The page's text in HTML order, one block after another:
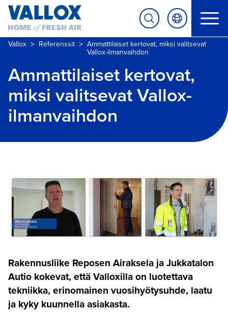
Vallox > Referenssit > Ammattilaiset kertovat, miksi valitsevat
Vallox-ilmanvaihdon
Ammattilaiset kertovat,
miksi valitsevat Vallox-
ilmanvaihdon
Rakennusliike Reposen Airaksela ja Jukkatalon
Autio kokevat, että Valloxilla on luotettava
tekniikka, erinomainen vuosihyötysuhde, laatu
ja kyky kuunnella asiakasta.